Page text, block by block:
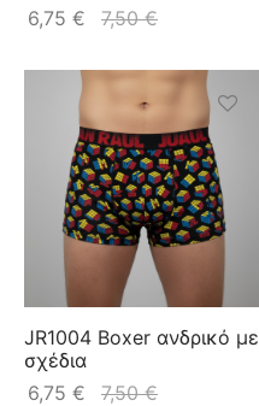
6,75 € 7,50€
JR1004 Boxer ανδρικό με
σχέδια
6,75 € 7,50€